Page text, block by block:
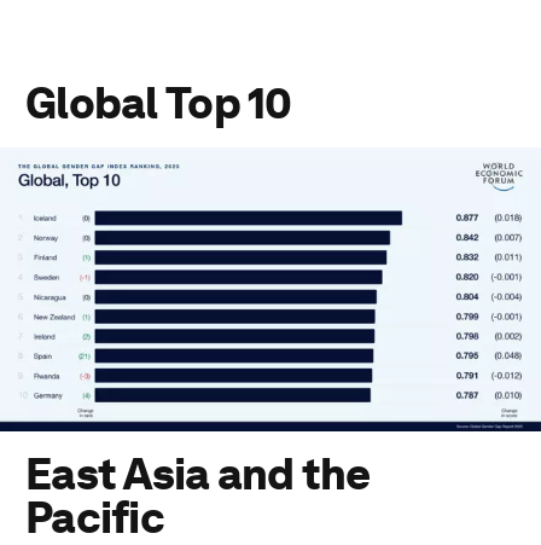
Global Top 10
Eastern Europe and Central Asia
Latin America and the Caribbean
Middle East and North Africa
South Asia
Sub-Saharan Africa
Western Europe and North America
下载PDF文件
Global Top 10
East Asia and the
Pacific